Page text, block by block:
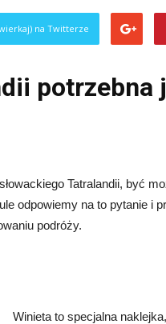
na Twitterze
potrzebna
Tatralandii, być
odpowiemy na to pytanie i
podróży.
Winieta to specjalna